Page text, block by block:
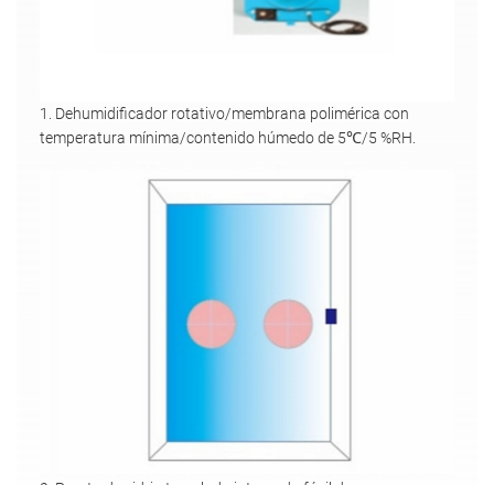
1. Dehumidificador rotativo/membrana polimérica con
temperatura mínima/contenido húmedo de 5℃/5 %RH.